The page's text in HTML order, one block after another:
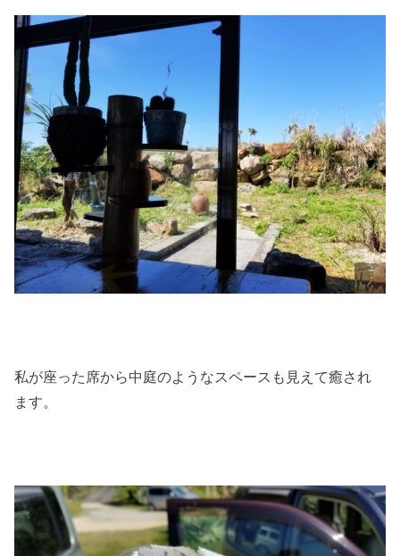
私が座った席から中庭のようなスペースも見えて癒され
ます。